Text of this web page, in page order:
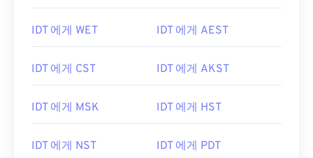
IDT 에게 WET IDT 에게 AEST
IDT 에게 CST IDT 에게 AKST
IDT 에게 MSK IDT 에게 HST
IDT 에게 NST IDT 에게 PDT